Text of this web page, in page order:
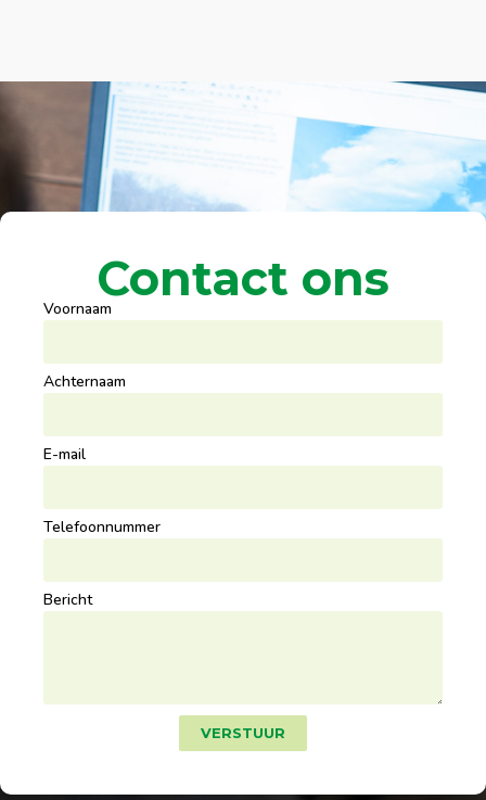
Contact ons
Voornaam
Achternaam
E-mail
Telefoonnummer
Bericht
VERSTUUR